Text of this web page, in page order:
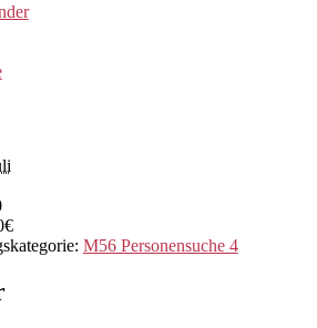
M56 Personensuche 4